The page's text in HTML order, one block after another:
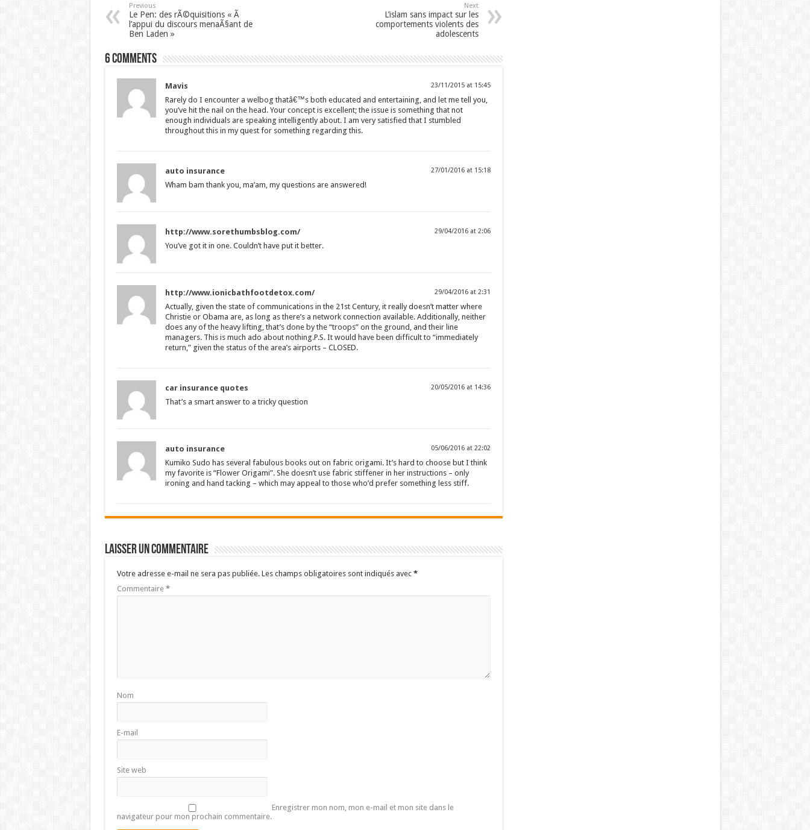
Previous
Le Pen: des rÃ©quisitions « Ã
l’appui du discours menaÃ§ant de
Ben Laden »
Next
L’islam sans impact sur les
comportements violents des
adolescents
6 comments
Mavis 23/11/2015 at 15:45
Rarely do I encounter a welbog thatâ€™s both educated and entertaining, and let me tell you,
you’ve hit the nail on the head. Your concept is excellent; the issue is something that not
enough individuals are speaking intelligently about. I am very satisfied that I stumbled
throughout this in my quest for something regarding this.
auto insurance 27/01/2016 at 15:18
Wham bam thank you, ma’am, my questions are answered!
http://www.sorethumbsblog.com/ 29/04/2016 at 2:06
You’ve got it in one. Couldn’t have put it better.
http://www.ionicbathfootdetox.com/ 29/04/2016 at 2:31
Actually, given the state of communications in the 21st Century, it really doesn’t matter where
Christie or Obama are, as long as there’s a network connection available. Additionally, neither
does any of the heavy lifting, that’s done by the “troops” on the ground, and their line
managers. This is much ado about nothing.P.S. It would have been difficult to “immediately
return,” given the status of the area’s airports – CLOSED.
car insurance quotes 20/05/2016 at 14:36
That’s a smart answer to a tricky question
auto insurance 05/06/2016 at 22:02
Kumiko Sudo has several fabulous books out on fabric origami. It’s hard to choose but I think
my favorite is “Flower Origami”. She doesn’t use fabric stiffener in her instructions – only
ironing and hand tacking – which may appeal to those who’d prefer something less stiff.
Laisser un commentaire
Votre adresse e-mail ne sera pas publiée. Les champs obligatoires sont indiqués avec *
Commentaire *
Nom
E-mail
Site web
Enregistrer mon nom, mon e-mail et mon site dans le
navigateur pour mon prochain commentaire.